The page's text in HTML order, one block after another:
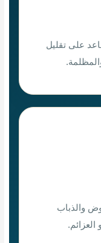
على تقليل
والذباب